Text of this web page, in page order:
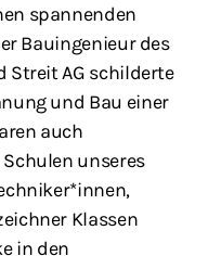
spannenden
Bauingenieur des
Streit AG schilderte
und Bau einer
auch
unseres
Klassen
in den